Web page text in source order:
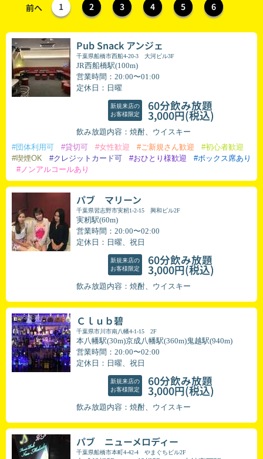
前へ 1 2 3 4 5 6
Pub Snack アンジェ
千葉県船橋市西船4-20-3 大河ビル3F
JR西船橋駅(100m)
営業時間：20:00〜01:00
定休日：日曜
新規来店の
お客様限定
60分飲み放題
3,000円(税込)
飲み放題内容：焼酎、ウイスキー
#団体利用可 #貸切可 #女性歓迎 #ご新規さん歓迎
#初心者歓迎
#喫煙OK
#クレジットカード可 #おひとり様歓迎
#ボックス席あり
#ノンアルコールあり
パブ マリーン
千葉県習志野市実籾1-2-15 興和ビル2F
実籾駅(60m)
営業時間：20:00〜02:00
定休日：日曜、祝日
新規来店の
お客様限定
60分飲み放題
3,000円(税込)
飲み放題内容：焼酎、ウイスキー
Ｃｌｕｂ碧
千葉県市川市南八幡4-1-15 2F
本八幡駅(30m)京成八幡駅(360m)鬼越駅(940m)
営業時間：20:00〜02:00
定休日：日曜、祝日
新規来店の
お客様限定
60分飲み放題
3,000円(税込)
飲み放題内容：焼酎、ウイスキー
パブ ニューメロディー
千葉県船橋市本町4-42-4 やまぐちビル2F